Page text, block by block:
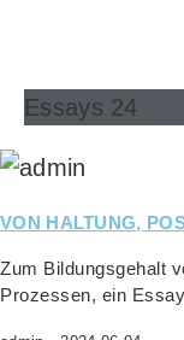
Essays 24
VON HALTUNG,
Zum Bil­dungs­ge­halt
Pro­zes­sen, ein